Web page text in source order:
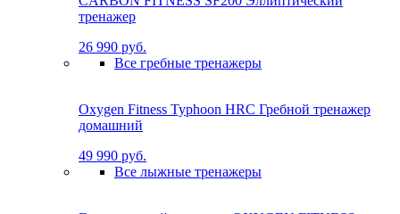
тренажер
26 990 руб.
Все гребные тренажеры
Oxygen Fitness Typhoon HRC Гребной тренажер
домашний
49 990 руб.
Все лыжные тренажеры